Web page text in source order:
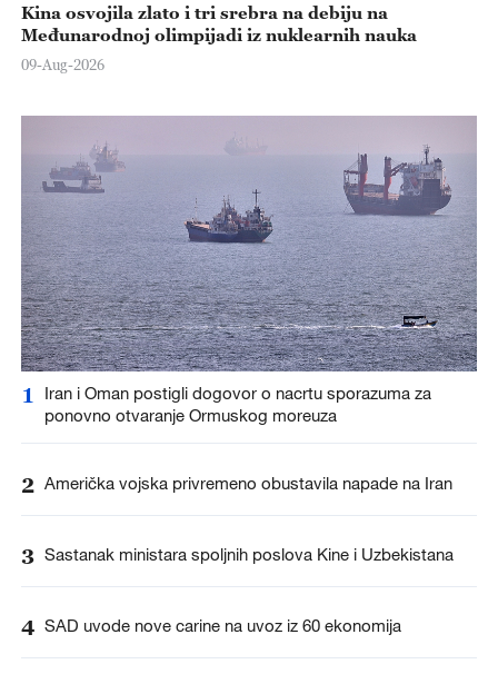
Kina osvojila zlato i tri srebra na debiju na
Međunarodnoj olimpijadi iz nuklearnih nauka
09-Aug-2026
1
Iran i Oman postigli dogovor o nacrtu sporazuma za
ponovno otvaranje Ormuskog moreuza
2 Američka vojska privremeno obustavila napade na Iran
3 Sastanak ministara spoljnih poslova Kine i Uzbekistana
4 SAD uvode nove carine na uvoz iz 60 ekonomija